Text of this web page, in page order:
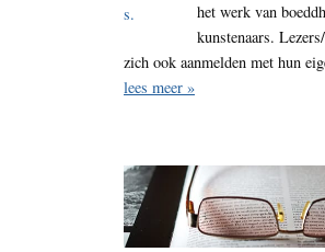
het werk van
kunstenaars.
zich ook aanmelden met hun
lees meer »